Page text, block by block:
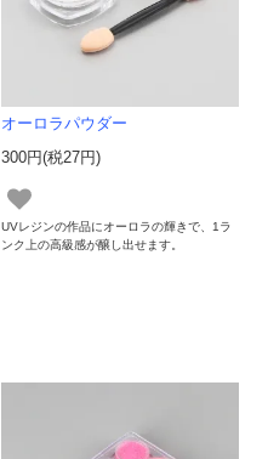
オーロラパウダー
300円(税27円)
UVレジンの作品にオーロラの輝きで、1ラ
ンク上の高級感が醸し出せます。